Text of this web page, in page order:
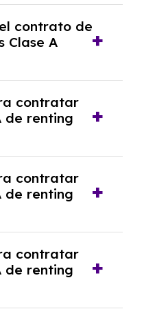
tipo de entrada
el proveedor
de viabilidad
contrato de
Clase A
por
importante revisar
y hablar con un
contratar
de renting
de solvencia
contratar
de renting
y, en algunos
de la empresa
contratar
de renting